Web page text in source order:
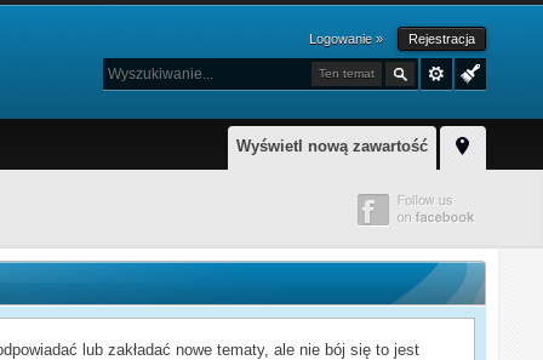
Logowanie » Rejestracja
Ten temat
Wyświetl nową zawartość
lub zakładać nowe tematy, ale nie bój się to jest